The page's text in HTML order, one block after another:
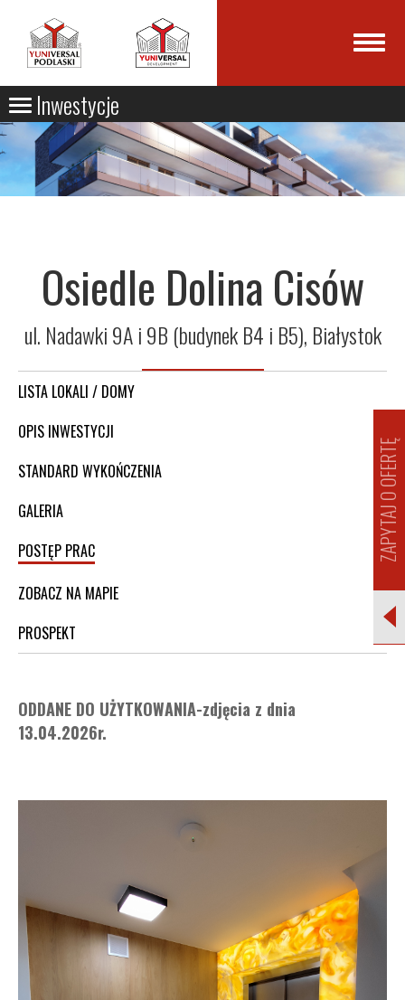
Inwestycje
Osiedle Dolina Cisów
ul. Nadawki 9A i 9B (budynek B4 i B5), Białystok
LISTA LOKALI / DOMY
OPIS INWESTYCJI
STANDARD WYKOŃCZENIA
GALERIA
POSTĘP PRAC
ZOBACZ NA MAPIE
PROSPEKT
ZAPYTAJ O OFERTĘ
ODDANE DO UŻYTKOWANIA-zdjęcia z dnia
13.04.2026r.